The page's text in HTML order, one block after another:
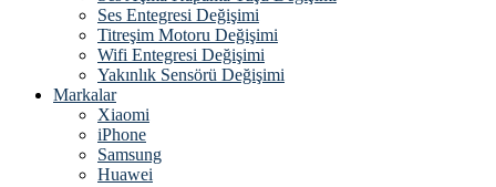
Ses Entegresi Değişimi
Titreşim Motoru Değişimi
Wifi Entegresi Değişimi
Yakınlık Sensörü Değişimi
Markalar
Xiaomi
iPhone
Samsung
Huawei